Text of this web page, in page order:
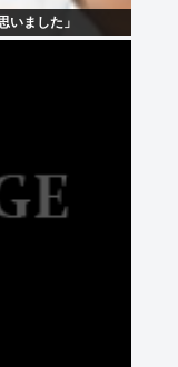
いました」